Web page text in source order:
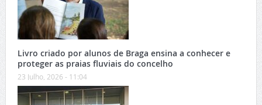
Livro criado por alunos de Braga ensina a conhecer e
proteger as praias fluviais do concelho
23 Julho, 2026 - 11:04